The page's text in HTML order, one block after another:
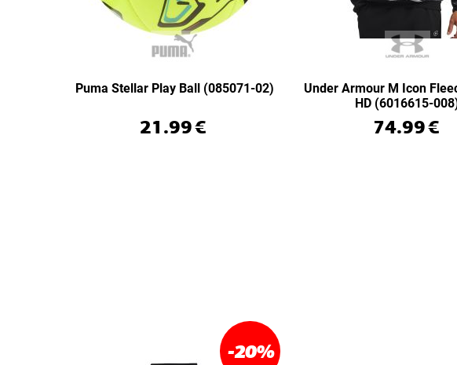
Puma Stellar Play Ball (085071-02)
21.99€
Under Armour M Icon
HD (6016615-
74.99€
-20%